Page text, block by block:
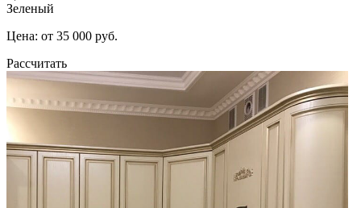
Зеленый
Цена: от 35 000 руб.
Рассчитать